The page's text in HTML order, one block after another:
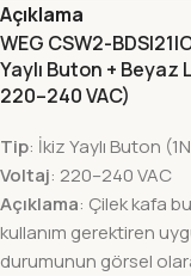
Açıklama
WEG CSW2-
Yaylı Buton + Beyaz
220–240 VAC)
Tip: İkiz Yaylı Buton
Voltaj: 220–240 VAC
Açıklama: Çilek kafa
kullanım gerektiren
durumunun görsel